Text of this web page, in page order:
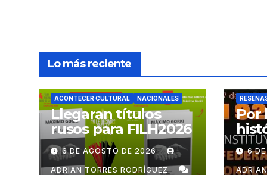
Lo más reciente
ACONTECER CULTURAL NACIONALES
Llegaran títulos
rusos para FILH2026
6 DE AGOSTO DE 2026
ADRIAN TORRES RODRÍGUEZ
Por
6